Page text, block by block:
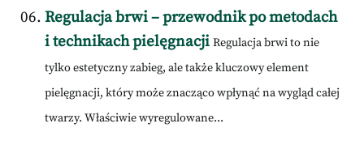
Regulacja brwi – przewodnik po metodach
i technikach pielęgnacji Regulacja brwi to nie
tylko estetyczny zabieg, ale także kluczowy element
pielęgnacji, który może znacząco wpłynąć na wygląd całej
twarzy. Właściwie wyregulowane...